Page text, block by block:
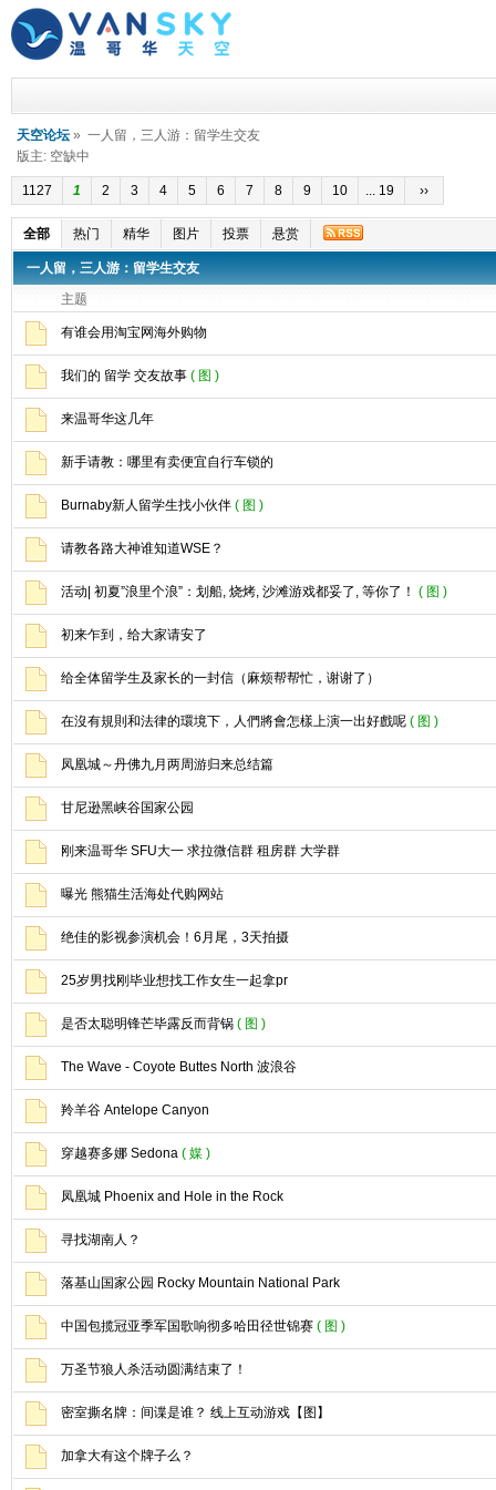
天空论坛 » 一人留，三人游：留学生交友
版主: 空缺中
1127 1 2 3 4 5 6 7 8 9 10 ... 19 ››
全部 热门 精华 图片 投票 悬赏
一人留，三人游：留学生交友
主题
有谁会用淘宝网海外购物
( 图 )
来温哥华这几年
新手请教：哪里有卖便宜自行车锁的
Burnaby新人留学生找小伙伴 ( 图 )
请教各路大神谁知道WSE？
活动| 初夏”浪里个浪”：划船, 烧烤, 沙滩游戏都妥了, 等你了！ ( 图 )
初来乍到，给大家请安了
给全体留学生及家长的一封信（麻烦帮帮忙，谢谢了）
在沒有規則和法律的環境下，人們將會怎樣上演一出好戲呢 ( 图 )
凤凰城～丹佛九月两周游归来总结篇
甘尼逊黑峡谷国家公园
刚来温哥华 SFU大一 求拉微信群 租房群 大学群
曝光 熊猫生活海处代购网站
绝佳的影视参演机会！6月尾，3天拍摄
25岁男找刚毕业想找工作女生一起拿pr
是否太聪明锋芒毕露反而背锅 ( 图 )
The Wave - Coyote Buttes North 波浪谷
羚羊谷 Antelope Canyon
穿越赛多娜 Sedona ( 媒 )
凤凰城 Phoenix and Hole in the Rock
寻找湖南人？
落基山国家公园 Rocky Mountain National Park
中国包揽冠亚季军国歌响彻多哈田径世锦赛 ( 图 )
万圣节狼人杀活动圆满结束了！
密室撕名牌：间谍是谁？ 线上互动游戏【图】
加拿大有这个牌子么？